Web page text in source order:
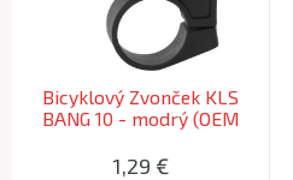
Bicyklový Zvonček KLS
BANG 10 - modrý (OEM
1,29 €